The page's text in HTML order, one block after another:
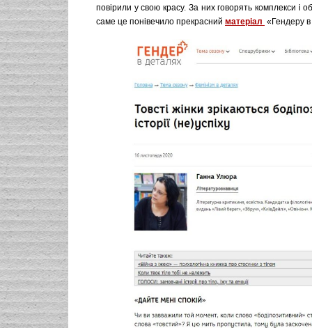
повірили у свою красу. За них говорять комплекси і
саме це понівечило прекрасний матеріал «Гендеру